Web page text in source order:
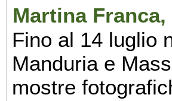
Martina
Fino al 14 luglio
Manduria e
mostre